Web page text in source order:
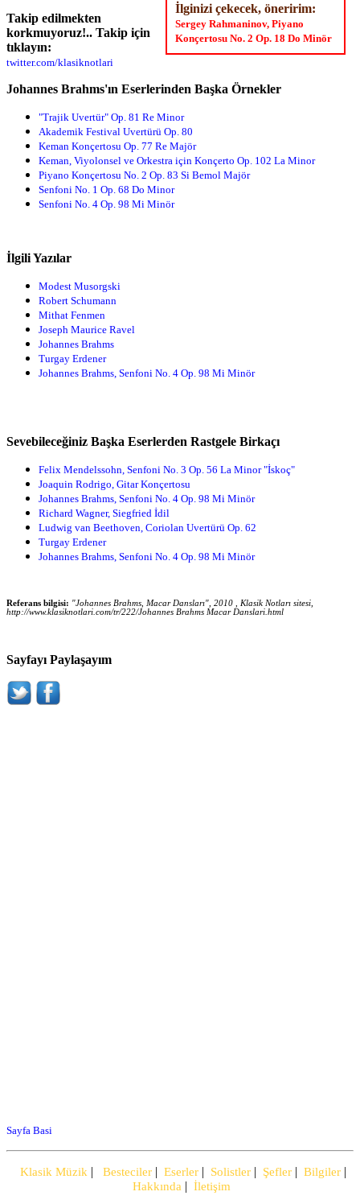
İlginizi çekecek, öneririm:
Sergey Rahmaninov, Piyano
Konçertosu No. 2 Op. 18 Do Minör
Takip edilmekten
korkmuyoruz!.. Takip için
tıklayın:
twitter.com/klasiknotlari
Johannes Brahms'ın Eserlerinden Başka Örnekler
"Trajik Uvertür" Op. 81 Re Minor
Akademik Festival Uvertürü Op. 80
Keman Konçertosu Op. 77 Re Majör
Keman, Viyolonsel ve Orkestra için Konçerto Op. 102 La Minor
Piyano Konçertosu No. 2 Op. 83 Si Bemol Majör
Senfoni No. 1 Op. 68 Do Minor
Senfoni No. 4 Op. 98 Mi Minör
İlgili Yazılar
Modest Musorgski
Robert Schumann
Mithat Fenmen
Joseph Maurice Ravel
Johannes Brahms
Turgay Erdener
Johannes Brahms, Senfoni No. 4 Op. 98 Mi Minör
Sevebileceğiniz Başka Eserlerden Rastgele Birkaçı
Felix Mendelssohn, Senfoni No. 3 Op. 56 La Minor "İskoç"
Joaquin Rodrigo, Gitar Konçertosu
Johannes Brahms, Senfoni No. 4 Op. 98 Mi Minör
Richard Wagner, Siegfried İdil
Ludwig van Beethoven, Coriolan Uvertürü Op. 62
Turgay Erdener
Johannes Brahms, Senfoni No. 4 Op. 98 Mi Minör
Referans bilgisi: "Johannes Brahms, Macar Dansları", 2010 , Klasik Notları sitesi,
http://www.klasiknotlari.com/tr/222/Johannes Brahms Macar Danslari.html
Sayfayı Paylaşayım
Sayfa Basi
Klasik Müzik | Besteciler | Eserler | Solistler | Şefler | Bilgiler |
Hakkında | İletişim